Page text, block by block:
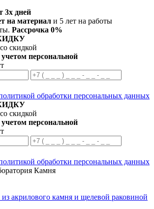
3х дней
на материал и 5 лет на работы
Рассрочка 0%
со скидкой
учетом персональной
обработки персональных данных
со скидкой
учетом персональной
обработки персональных данных
Камня
акрилового камня и щелевой раковиной